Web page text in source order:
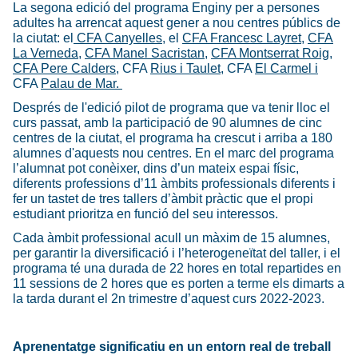
La segona edició del programa Enginy per a persones
adultes ha arrencat aquest gener a nou centres públics de
la ciutat: el CFA Canyelles, el CFA Francesc Layret, CFA
La Verneda, CFA Manel Sacristan, CFA Montserrat Roig,
CFA Pere Calders, CFA Rius i Taulet, CFA El Carmel i
CFA Palau de Mar.
Després de l'edició pilot de programa que va tenir lloc el
curs passat, amb la participació de 90 alumnes de cinc
centres de la ciutat, el programa ha crescut i arriba a 180
alumnes d'aquests nou centres. En el marc del programa
l’alumnat pot conèixer, dins d’un mateix espai físic,
diferents professions d’11 àmbits professionals diferents i
fer un tastet de tres tallers d’àmbit pràctic que el propi
estudiant prioritza en funció del seu interessos.
Cada àmbit professional acull un màxim de 15 alumnes,
per garantir la diversificació i l’heterogeneïtat del taller, i el
programa té una durada de 22 hores en total repartides en
11 sessions de 2 hores que es porten a terme els dimarts a
la tarda durant el 2n trimestre d’aquest curs 2022-2023.
Aprenentatge significatiu en un entorn real de treball